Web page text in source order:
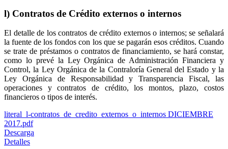
l) Contratos de Crédito externos o internos
El detalle de los contratos de crédito externos o internos; se señalará
la fuente de los fondos con los que se pagarán esos créditos. Cuando
se trate de préstamos o contratos de financiamiento, se hará constar,
como lo prevé la Ley Orgánica de Administración Financiera y
Control, la Ley Orgánica de la Contraloría General del Estado y la
Ley Orgánica de Responsabilidad y Transparencia Fiscal, las
operaciones y contratos de crédito, los montos, plazo, costos
financieros o tipos de interés.
literal_l-contratos_de_credito_externos_o_internos DICIEMBRE
2017.pdf
Descarga
Detalles